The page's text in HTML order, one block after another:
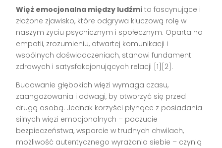
Więź emocjonalna między ludźmi to fascynujące i
złożone zjawisko, które odgrywa kluczową rolę w
naszym życiu psychicznym i społecznym. Oparta na
empatii, zrozumieniu, otwartej komunikacji i
wspólnych doświadczeniach, stanowi fundament
zdrowych i satysfakcjonujących relacji [1][2].
Budowanie głębokich więzi wymaga czasu,
zaangażowania i odwagi, by otworzyć się przed
drugą osobą. Jednak korzyści płynące z posiadania
silnych więzi emocjonalnych – poczucie
bezpieczeństwa, wsparcie w trudnych chwilach,
możliwość autentycznego wyrażania siebie – czynią